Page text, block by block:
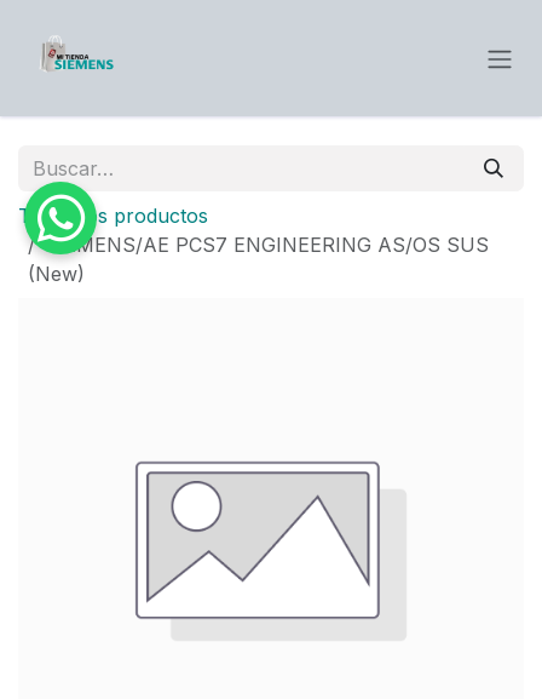
Todos los productos
SIEMENS/AE PCS7 ENGINEERING AS/OS SUS
(New)